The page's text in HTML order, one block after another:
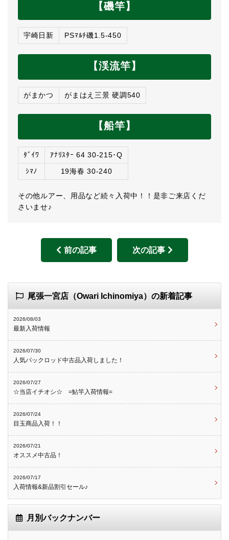
【磯竿】
宇崎日新 PSﾏﾙﾁ磯1.5-450
【渓流竿】
がまかつ がまはえ三景 硬調540
【船竿】
ﾀﾞｲﾜ
ｱﾅﾘｽﾀｰ 64 30-215･Q
ｼﾏﾉ
19海春 30-240
その他ルアー、用品など続々入荷中！！是非ご来店くだ
さいませ♪
前の記事 次の記事
尾張一宮店（Owari Ichinomiya）の新着記事
2026/08/03
最新入荷情報
2026/07/30
人気パックロッド中古品入荷しました！
2026/07/27
☆当店イチオシ☆ =鮎竿入荷情報=
2026/07/24
目玉商品入荷！！
2026/07/21
オススメ中古品！
2026/07/17
入荷情報&新品割引セール♪
月別バックナンバー